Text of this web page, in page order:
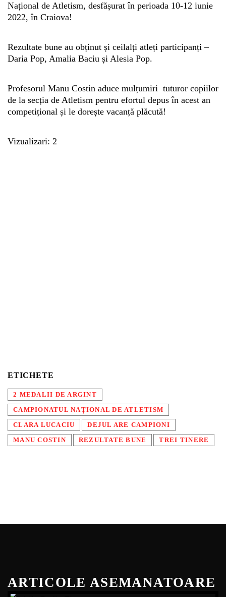
Național de Atletism, desfășurat în perioada 10-12 iunie
2022, în Craiova!
Rezultate bune au obținut și ceilalți atleți participanți –
Daria Pop, Amalia Baciu și Alesia Pop.
Profesorul Manu Costin aduce mulțumiri tuturor copiilor
de la secția de Atletism pentru efortul depus în acest an
competițional și le dorește vacanță plăcută!
Vizualizari: 2
ETICHETE
2 MEDALII DE ARGINT
CAMPIONATUL NAȚIONAL DE ATLETISM
CLARA LUCACIU DEJUL ARE CAMPIONI
MANU COSTIN REZULTATE BUNE TREI TINERE
ARTICOLE ASEMANATOARE